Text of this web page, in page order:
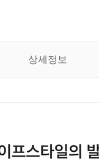
상세정보